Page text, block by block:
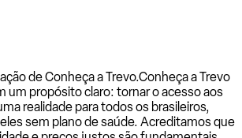
de Conheça a Trevo.Conheça a Trevo
um propósito claro: tornar o acesso aos
realidade para todos os brasileiros,
sem plano de saúde. Acreditamos que